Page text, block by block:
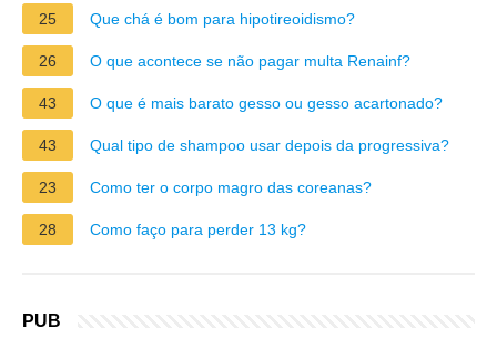
25
Que chá é bom para hipotireoidismo?
26 O que acontece se não pagar multa Renainf?
43 O que é mais barato gesso ou gesso acartonado?
43 Qual tipo de shampoo usar depois da progressiva?
23 Como ter o corpo magro das coreanas?
28 Como faço para perder 13 kg?
PUB